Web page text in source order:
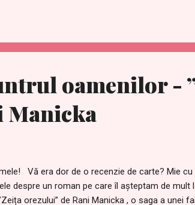
Cuir de Russie I have always been very
first smelled Cuir de Russ...
oamenilor -
Manicka
Vă era dor de o recenzie de carte? Mie
despre un roman pe care îl așteptam de mult
orezului” de Rani Manicka , o saga a unei